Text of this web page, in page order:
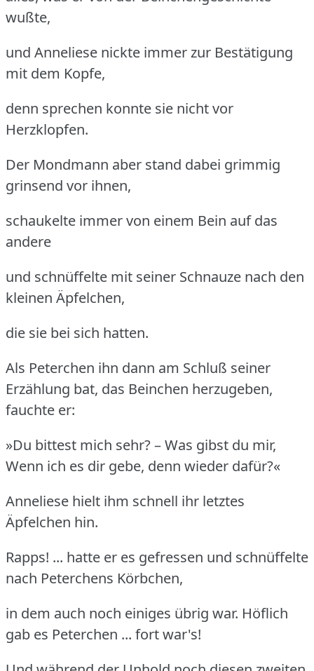
wußte,
und Anneliese nickte immer zur Bestätigung
mit dem Kopfe,
denn sprechen konnte sie nicht vor
Herzklopfen.
Der Mondmann aber stand dabei grimmig
grinsend vor ihnen,
schaukelte immer von einem Bein auf das
andere
und schnüffelte mit seiner Schnauze nach den
kleinen Äpfelchen,
die sie bei sich hatten.
Als Peterchen ihn dann am Schluß seiner
Erzählung bat, das Beinchen herzugeben,
fauchte er:
»Du bittest mich sehr? – Was gibst du mir,
Wenn ich es dir gebe, denn wieder dafür?«
Anneliese hielt ihm schnell ihr letztes
Äpfelchen hin.
Rapps! ... hatte er es gefressen und schnüffelte
nach Peterchens Körbchen,
in dem auch noch einiges übrig war. Höflich
gab es Peterchen ... fort war's!